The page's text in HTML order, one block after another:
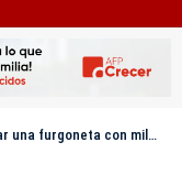
miles de dónuts en Australia